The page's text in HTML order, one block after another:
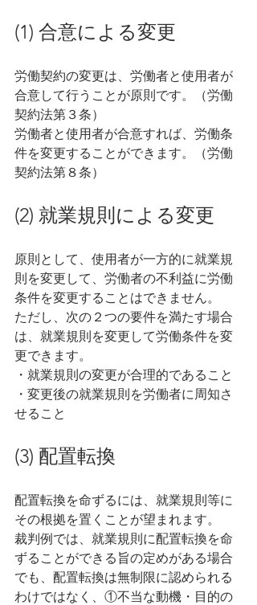
(1) 合意による変更
労働契約の変更は、労働者と使用者が
合意して行うことが原則です。（労働
契約法第３条）
労働者と使用者が合意すれば、労働条
件を変更することができます。（労働
契約法第８条）
(2) 就業規則による変更
原則として、使用者が一方的に就業規
則を変更して、労働者の不利益に労働
条件を変更することはできません。
ただし、次の２つの要件を満たす場合
は、就業規則を変更して労働条件を変
更できます。
・就業規則の変更が合理的であること
・変更後の就業規則を労働者に周知さ
せること
(3) 配置転換
配置転換を命ずるには、就業規則等に
その根拠を置くことが望まれます。
裁判例では、就業規則に配置転換を命
ずることができる旨の定めがある場合
でも、配置転換は無制限に認められる
わけではなく、①不当な動機・目的の